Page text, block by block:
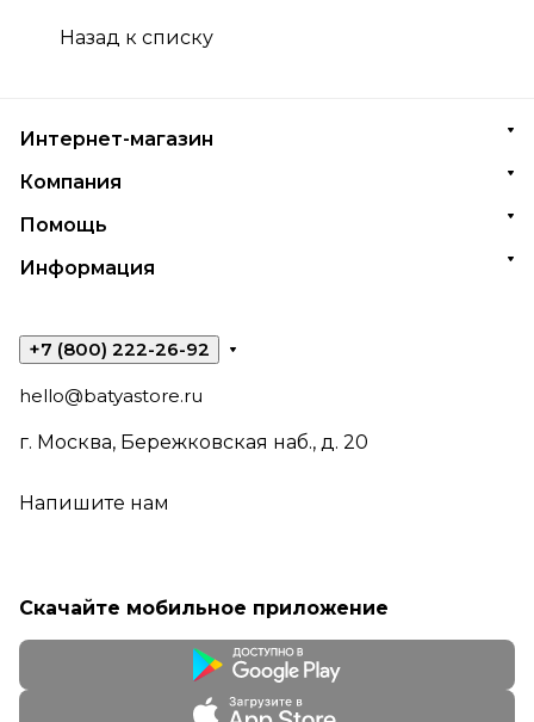
Назад к списку
Интернет-магазин
Компания
Помощь
Информация
+7 (800) 222-26-92
hello@batyastore.ru
г. Москва, Бережковская наб., д. 20
Напишите нам
Скачайте мобильное приложение